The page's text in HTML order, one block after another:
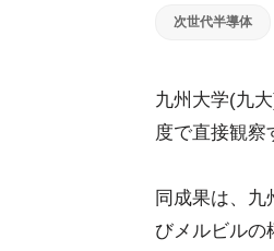
次世代半導体
九州大学(九
度で直接観察
同成果は、九
びメルビルの